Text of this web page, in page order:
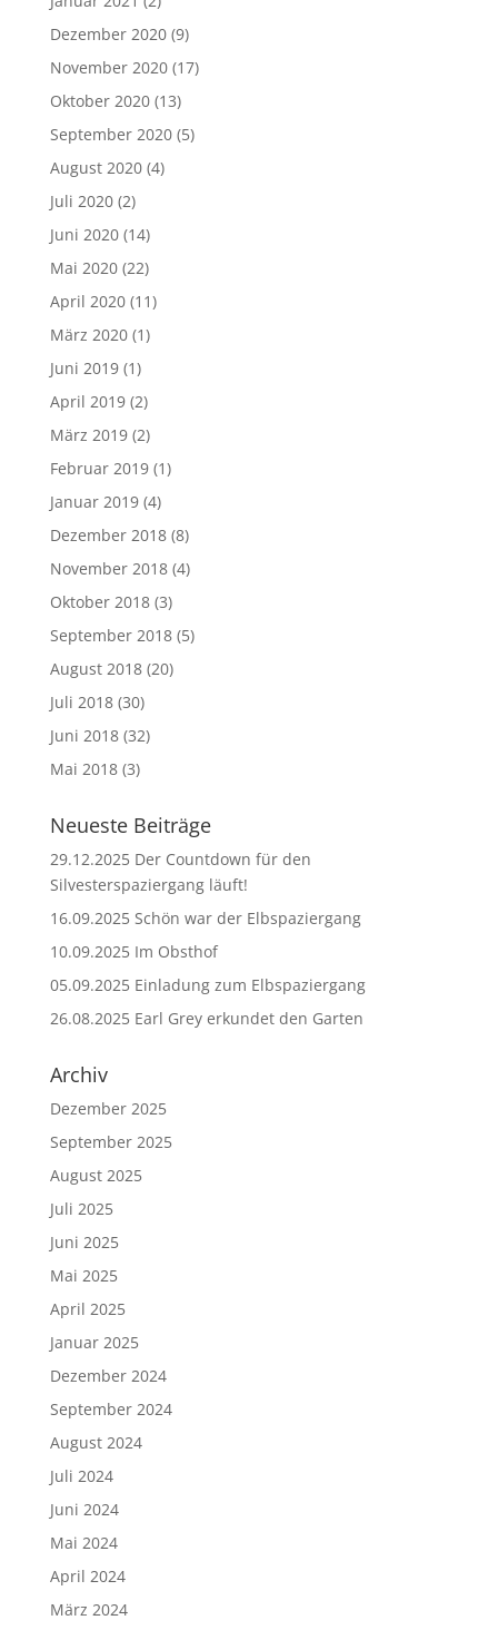
Dezember 2020(9)
November 2020(17)
Oktober 2020(13)
September 2020(5)
August 2020(4)
Juli 2020(2)
Juni 2020(14)
Mai 2020(22)
April 2020(11)
März 2020(1)
Juni 2019(1)
April 2019(2)
März 2019(2)
Februar 2019(1)
Januar 2019(4)
Dezember 2018(8)
November 2018(4)
Oktober 2018(3)
September 2018(5)
August 2018(20)
Juli 2018(30)
Juni 2018(32)
Mai 2018(3)
Neueste Beiträge
29.12.2025 Der Countdown für den
Silvesterspaziergang läuft!
16.09.2025 Schön war der Elbspaziergang
10.09.2025 Im Obsthof
05.09.2025 Einladung zum Elbspaziergang
26.08.2025 Earl Grey erkundet den Garten
Archiv
Dezember 2025
September 2025
August 2025
Juli 2025
Juni 2025
Mai 2025
April 2025
Januar 2025
Dezember 2024
September 2024
August 2024
Juli 2024
Juni 2024
Mai 2024
April 2024
März 2024